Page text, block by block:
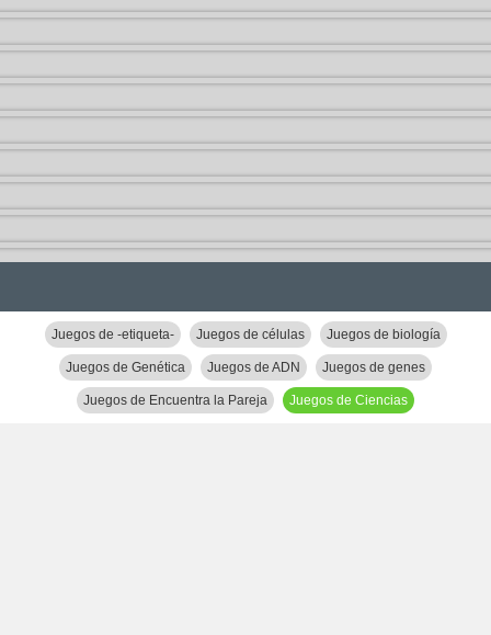
Juegos de -etiqueta- Juegos de células Juegos de biología
Juegos de Genética Juegos de ADN Juegos de genes
Juegos de Encuentra la Pareja Juegos de Ciencias